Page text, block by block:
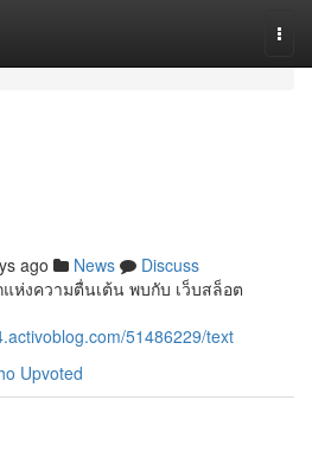
ago News
Discuss
ห่งความตื่นเต้น พบกับ เว็บสล็อต
51486229/text
Upvoted